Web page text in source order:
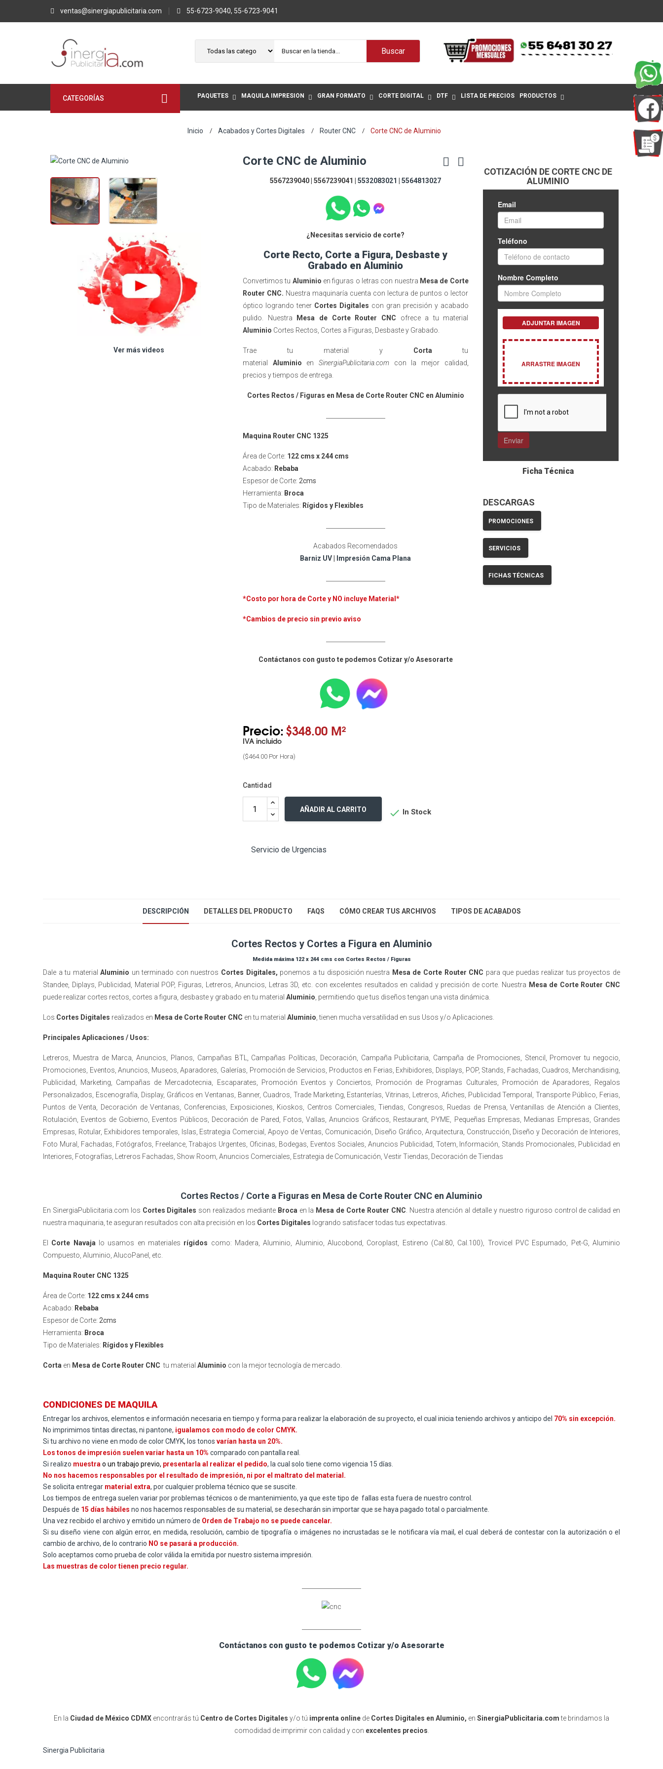
ventas@sinergiapublicitaria.com 55-6723-9040, 55-6723-9041
Buscar
CATEGORÍAS PAQUETES MAQUILA IMPRESIÓN GRAN FORMATO CORTE DIGITAL DTF LISTA DE PRECIOS PRODUCTOS
Inicio Acabados y Cortes Digitales Router CNC Corte CNC de Aluminio
Ver más videos
Corte CNC de Aluminio
5567239040 | 5567239041 |5532083021 |5564813027
¿Necesitas servicio de corte?
Corte Recto, Corte a Figura, Desbaste y
Grabado en Aluminio
Convertimos tu Aluminio en figuras o letras con nuestra Mesa de Corte
Router CNC. Nuestra maquinaría cuenta con lectura de puntos o lector
óptico logrando tener Cortes Digitales con gran precisión y acabado
pulido. Nuestra
Mesa de Corte Router CNC ofrece a tu material
Aluminio Cortes Rectos, Cortes a Figuras, Desbaste y Grabado.
Trae tu material yCorta tu
material Aluminio en SinergiaPublicitaria.comcon la mejor calidad,
precios y tiempos de entrega.
Cortes Rectos / Figuras en Mesa de Corte Router CNC en Aluminio
Maquina Router CNC 1325
Área de Corte: 122 cms x 244 cms
Acabado: Rebaba
Espesor de Corte: 2cms
Herramienta: Broca
Tipo de Materiales: Rígidos y Flexibles
Acabados Recomendados
Barniz UV
Impresión Cama Plana
*Costo por hora de Corte y NO incluyeMaterial*
*Cambios de precio sin previo aviso
Contáctanos con gusto te podemos Cotizar y/o Asesorarte
Precio:$348.00 M²
IVA incluido
($464.00 Por Hora)
Cantidad
AÑADIR AL CARRITO  In Stock
Servicio de Urgencias
COTIZACIÓN DE CORTE CNC DE
ALUMINIO
Ficha Técnica
DESCARGAS
PROMOCIONES
SERVICIOS
FICHAS TÉCNICAS
DESCRIPCIÓN DETALLES DEL PRODUCTO FAQS CÓMO CREAR TUS ARCHIVOS TIPOS DE ACABADOS
Cortes Rectos y Cortes a Figura en Aluminio
Medida máxima 122 x 244 cms con Cortes Rectos / Figuras
Dale a tu materialAluminio un terminado con nuestros Cortes Digitales, ponemos a tu disposición nuestra Mesa de Corte Router CNC para que puedas realizar tus proyectos de
Standee, Diplays, Publicidad, Material POP, Figuras, Letreros, Anuncios, Letras 3D, etc. con excelentes resultados en calidad y precisión de corte. Nuestra Mesa de Corte Router CNC
puede realizar cortes rectos, cortes a figura, desbaste y grabado en tu material Aluminio , permitiendo que tus diseños tengan una vista dinámica.
Los Cortes Digitales realizados en Mesa de Corte Router CNC en tu material Aluminio ,tienen mucha versatilidad en sus Usos y/o Aplicaciones.
Principales Aplicaciones / Usos:
Letreros, Muestra de Marca, Anuncios, Planos, Campañas BTL, Campañas Políticas, Decoración, Campaña Publicitaria, Campaña de Promociones, Stencil, Promover tu negocio,
Promociones, Eventos, Anuncios, Museos, Aparadores, Galerías, Promoción de Servicios, Productos en Ferias, Exhibidores, Displays, POP, Stands, Fachadas, Cuadros, Merchandising,
Publicidad, Marketing, Campañas de Mercadotecnia, Escaparates, Promoción Eventos y Conciertos, Promoción de Programas Culturales, Promoción de Aparadores, Regalos
Personalizados, Escenografía, Display, Gráficos en Ventanas, Banner, Cuadros, Trade Marketing, Estanterías, Vitrinas, Letreros, Afiches, Publicidad Temporal, Transporte Público, Ferias,
Puntos de Venta, Decoración de Ventanas, Conferencias, Exposiciones, Kioskos, Centros Comerciales, Tiendas, Congresos, Ruedas de Prensa, Ventanillas de Atención a Clientes,
Rotulación, Eventos de Gobierno, Eventos Públicos, Decoración de Pared, Fotos, Vallas, Anuncios Gráficos, Restaurant, PYME, Pequeñas Empresas, Medianas Empresas, Grandes
Empresas, Rotular, Exhibidores temporales, Islas, Estrategia Comercial, Apoyo de Ventas, Comunicación, Diseño Gráfico, Arquitectura, Construcción, Diseño y Decoración de Interiores,
Foto Mural, Fachadas, Fotógrafos, Freelance, Trabajos Urgentes, Oficinas, Bodegas, Eventos Sociales, Anuncios Publicidad, Totem, Información, Stands Promocionales, Publicidad en
Interiores, Fotografías, Letreros Fachadas, Show Room, Anuncios Comerciales, Estrategia de Comunicación, Vestir Tiendas, Decoración de Tiendas
Cortes Rectos / Corte a Figuras en Mesa de Corte Router CNC en Aluminio
En SinergiaPublicitaria.com los Cortes Digitales son realizados mediante Broca en la Mesa de Corte Router CNC . Nuestra atención al detalle y nuestro riguroso control de calidad en
nuestra maquinaria, te aseguran resultados con alta precisión en los Cortes Digitales logrando satisfacer todas tus expectativas.
El Corte Navaja lo usamos en materiales rígidos como: Madera, Aluminio, Aluminio, Alucobond, Coroplast, Estireno (Cal.80, Cal.100), Trovicel PVC Espumado, Pet-G, Aluminio
Compuesto, Aluminio, AlucoPanel, etc.
Maquina Router CNC 1325
Área de Corte: 122 cms x 244 cms
Acabado: Rebaba
Espesor de Corte: 2cms
Herramienta: Broca
Tipo de Materiales: Rígidos y Flexibles
Corta en Mesa de Corte Router CNC tu material Aluminio con la mejor tecnología de mercado.
CONDICIONES DE MAQUILA
Entregar los archivos, elementos e información necesaria en tiempo y forma para realizar la elaboración de su proyecto, el cual inicia teniendo archivos y anticipo del 70% sin excepción.
No imprimimos tintas directas, ni pantone, igualamos con modo de color CMYK.
Si tu archivo no viene en modo de color CMYK, los tonos varían hasta un 20%.
Los tonos de impresión suelen variar hasta un 10% comparado con pantalla real.
Si realizo muestra o un trabajo previo, presentarla al realizar el pedido, la cual solo tiene como vigencia 15 días.
No nos hacemos responsables por el resultado de impresión, ni por el maltrato del material.
Se solicita entregar material extra, por cualquier problema técnico que se suscite.
Los tiempos de entrega suelen variar por problemas técnicos o de mantenimiento, ya que este tipo de fallas esta fuera de nuestro control.
Después de 15 días hábiles no nos hacemos responsables de su material, se desecharán sin importar que se haya pagado total o parcialmente.
Una vez recibido el archivo y emitido un número de Orden de Trabajo no se puede cancelar.
Si su diseño viene con algún error, en medida, resolución, cambio de tipografía o imágenes no incrustadas se le notificara vía mail, el cual deberá de contestar con la autorización o el
cambio de archivo, de lo contrario NO se pasará a producción.
Solo aceptamos como prueba de color válida la emitida por nuestro sistema impresión.
Las muestras de color tienen precio regular.
Contáctanos con gusto te podemos Cotizar y/o Asesorarte
En la Ciudad de México CDMX encontrarás tú Centro de Cortes Digitales y/o tú imprenta online de Cortes Digitales en Aluminio, en SinergiaPublicitaria.comte brindamos la
comodidad de imprimir con calidad y con excelentes precios
Sinergia Publicitaria